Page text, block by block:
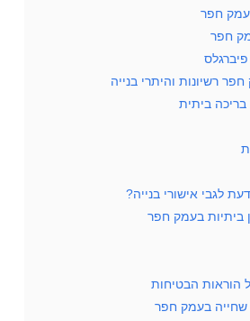
חפר
חפר
פיברגלס
רשיונות והיתרי בנייה
בריכה ביתית
לגבי אישורי בנייה?
ביתיות בעמק חפר
הוראות הבטיחות
שחייה בעמק חפר